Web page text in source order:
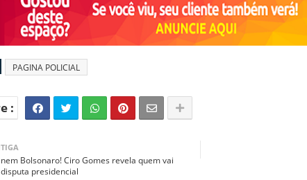
PAGINA POLICIAL
Bolsonaro! Ciro Gomes revela quem vai
presidencial